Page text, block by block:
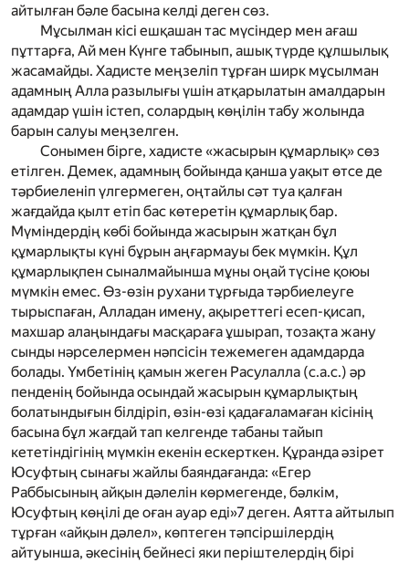
айтылған бәле басына келді деген сөз.
Мұсылман кісі ешқашан тас мүсіндер мен ағаш
пұттарға, Ай мен Күнге табынып, ашық түрде құлшылық
жасамайды. Хадисте меңзеліп тұрған ширк мұсылман
адамның Алла разылығы үшін атқарылатын амалдарын
адамдар үшін істеп, солардың көңілін табу жолында
барын салуы меңзелген.
Сонымен бірге, хадисте «жасырын құмарлық» сөз
етілген. Демек, адамның бойында қанша уақыт өтсе де
тәрбиеленіп үлгермеген, оңтайлы сәт туа қалған
жағдайда қылт етіп бас көтеретін құмарлық бар.
Мүміндердің көбі бойында жасырын жатқан бұл
құмарлықты күні бұрын аңғармауы бек мүмкін. Құл
құмарлықпен сыналмайынша мұны оңай түсіне қоюы
мүмкін емес. Өз-өзін рухани тұрғыда тәрбиелеуге
тырыспаған, Алладан имену, ақыреттегі есеп-қисап,
махшар алаңындағы масқараға ұшырап, тозақта жану
сынды нәрселермен нәпсісін тежемеген адамдарда
болады. Үмбетінің қамын жеген Расулалла (с.а.с.) әр
пенденің бойында осындай жасырын құмарлықтың
болатындығын білдіріп, өзін-өзі қадағаламаған кісінің
басына бұл жағдай тап келгенде табаны тайып
кететіндігінің мүмкін екенін ескерткен. Құранда әзірет
Юсуфтың сынағы жайлы баяндағанда: «Егер
Раббысының айқын дәлелін көрмегенде, бәлкім,
Юсуфтың көңілі де оған ауар еді»7деген. Аятта айтылып
тұрған «айқын дәлел», көптеген тәпсіршілердің
айтуынша, әкесінің бейнесі яки періштелердің бірі